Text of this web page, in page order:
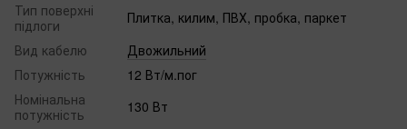
Тип поверхні
підлоги
Плитка, килим, ПВХ, пробка, паркет
Вид кабелю
Двожильний
Потужність
12 Вт/м.пог
Номінальна
потужність
130 Вт